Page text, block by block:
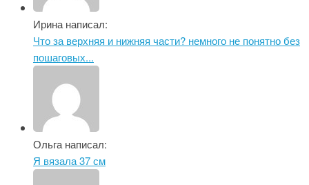
Ирина написал:
Что за верхняя и нижняя части? немного не понятно без
пошаговых...
Ольга написал:
Я вязала 37 см